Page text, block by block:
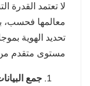
لا تعتمد القدرة
معالمها فحسب،
مستوى متقدم من
جمع